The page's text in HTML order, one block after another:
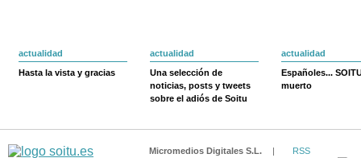
actualidad
Hasta la vista y gracias
actualidad
Una selección de
noticias, posts y tweets
sobre el adiós de Soitu
actualidad
Españoles...
muerto
Micromedios Digitales S.L. |
RSS